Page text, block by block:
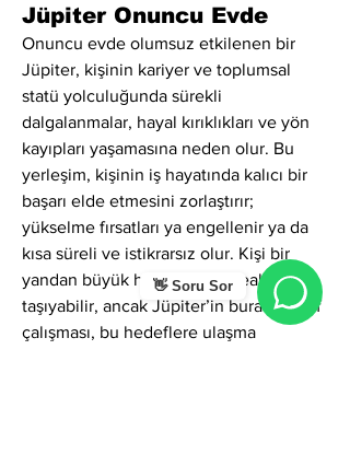
👋 Soru Sor
Jüpiter Onuncu Evde
Onuncu evde olumsuz etkilenen bir
Jüpiter, kişinin kariyer ve toplumsal
statü yolculuğunda sürekli
dalgalanmalar, hayal kırıklıkları ve yön
kayıpları yaşamasına neden olur. Bu
yerleşim, kişinin iş hayatında kalıcı bir
başarı elde etmesini zorlaştırır;
yükselme fırsatları ya engellenir ya da
kısa süreli ve istikrarsız olur. Kişi bir
yandan büyük hedefler ve idealler
taşıyabilir, ancak Jüpiter’in burada zayıf
çalışması, bu hedeflere ulaşma